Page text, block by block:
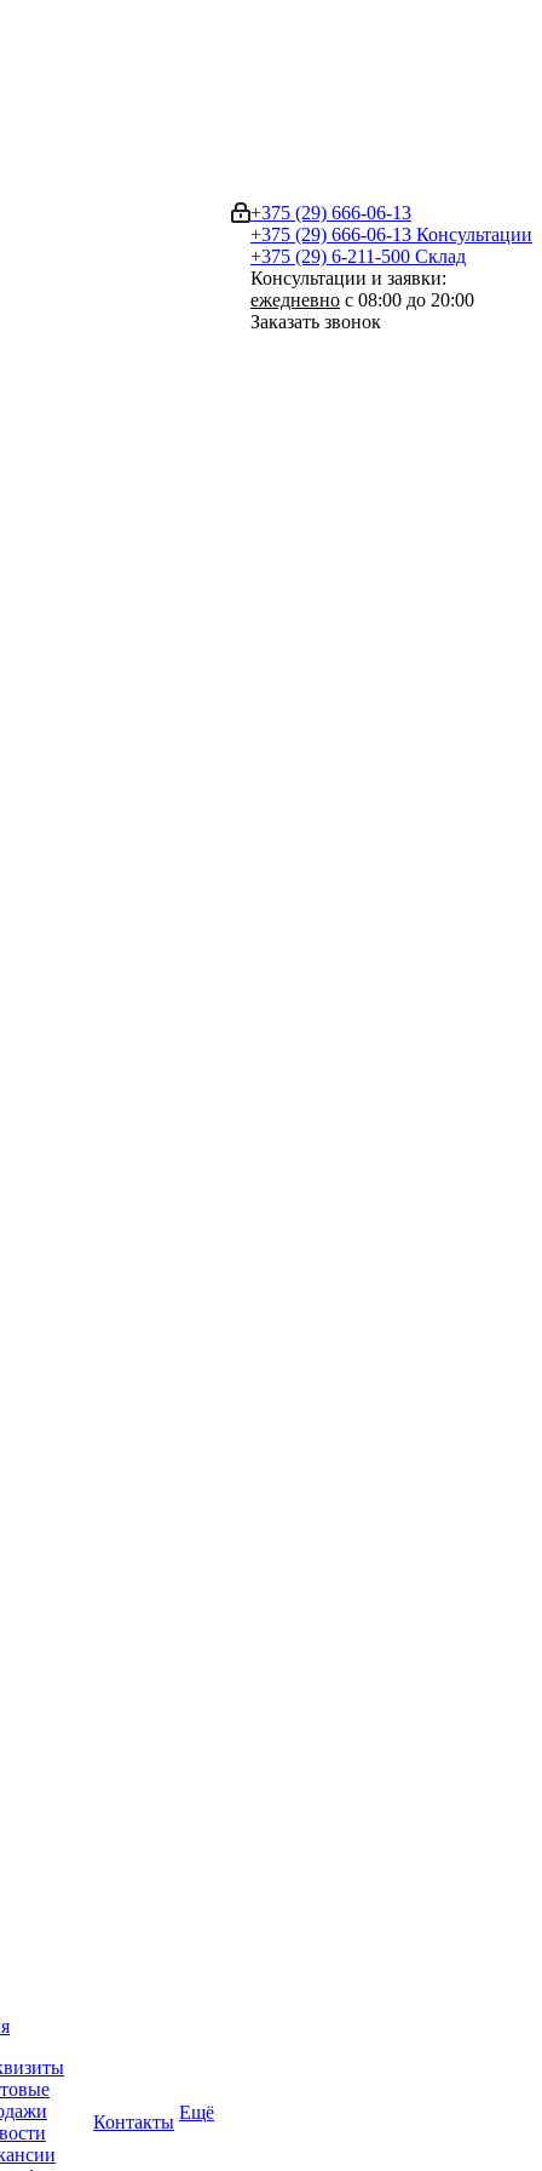
+375 (29) 666-06-13
+375 (29) 666-06-13 Консультации
+375 (29) 6-211-500 Склад
Консультации и заявки:
ежедневно с 08:00 до 20:00
Заказать звонок
Контакты Ещё